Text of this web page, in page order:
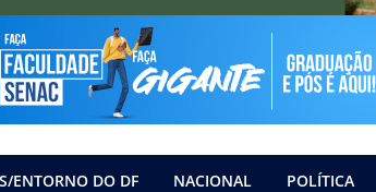
ENTORNO DO DF NACIONAL POLÍTICA